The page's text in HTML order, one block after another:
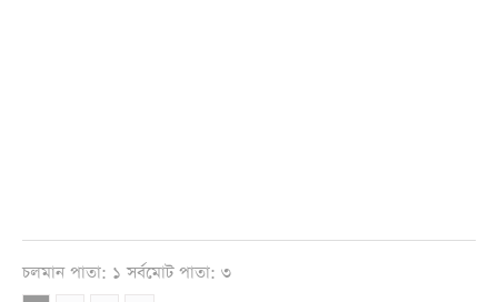
চলমান পাতা: ১ সর্বমোট পাতা: ৩